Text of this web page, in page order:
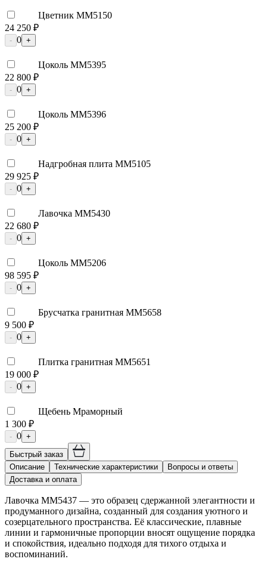
Цветник ММ5150
24 250 ₽
- 0 +
Цоколь ММ5395
22 800 ₽
- 0 +
Цоколь ММ5396
25 200 ₽
- 0 +
Надгробная плита ММ5105
29 925 ₽
- 0 +
Лавочка ММ5430
22 680 ₽
- 0 +
Цоколь ММ5206
98 595 ₽
- 0 +
Брусчатка гранитная ММ5658
9 500 ₽
- 0 +
Плитка гранитная ММ5651
19 000 ₽
- 0 +
Щебень Мраморный
1 300 ₽
- 0 +
Быстрый заказ
Описание
Технические характеристики
Вопросы и ответы
Доставка и оплата
Лавочка ММ5437 — это образец сдержанной элегантности и
продуманного дизайна, созданный для создания уютного и
созерцательного пространства. Её классические, плавные
линии и гармоничные пропорции вносят ощущение порядка
и спокойствия, идеально подходя для тихого отдыха и
воспоминаний.